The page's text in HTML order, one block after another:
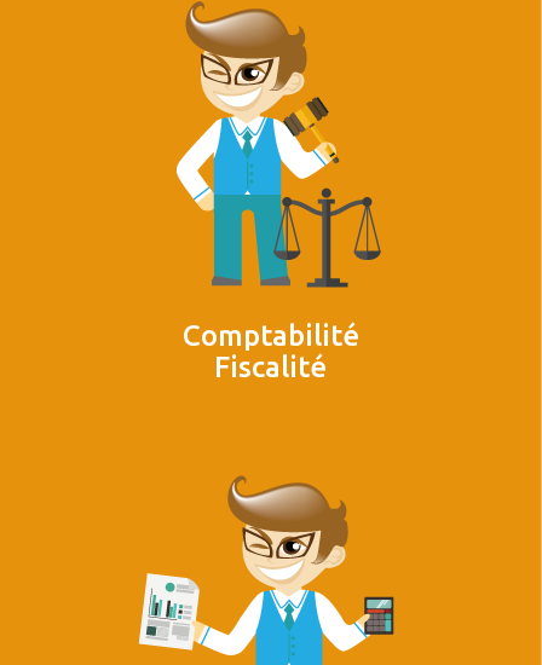
Comptabilité
Fiscalité